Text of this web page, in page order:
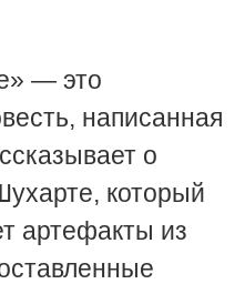
— это
написанная
о
который
артефакты из